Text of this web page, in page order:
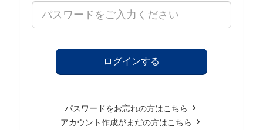
パスワードをお忘れの方はこちら
アカウント作成がまだの方はこちら